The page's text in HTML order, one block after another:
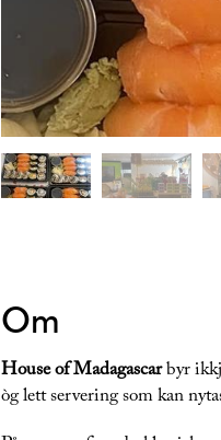
Om
House of Madagascarbyr
òg lett servering som kan